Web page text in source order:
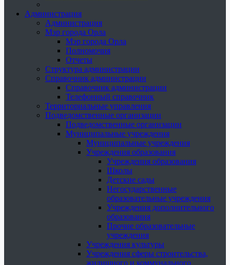
Администрация
Администрация
Мэр города Орла
Мэр города Орла
Полномочия
Отчеты
Структура администрации
Справочник администрации
Справочник администрации
Телефонный справочник
Территориальные управления
Подведомственные организации
Подведомственные организации
Муниципальные учреждения
Муниципальные учреждения
Учреждения образования
Учреждения образования
Школы
Детские сады
Негосударственные
образовательные учреждения
Учреждения дополнительного
образования
Прочие образовательные
учреждения
Учреждения культуры
Учреждения сферы строительства,
жилищного и коммунального